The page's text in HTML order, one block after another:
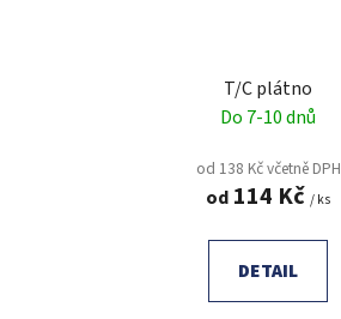
T/C plátno
Do 7-10 dnů
od 138 Kč včetně DPH
od 114 Kč / ks
DETAIL